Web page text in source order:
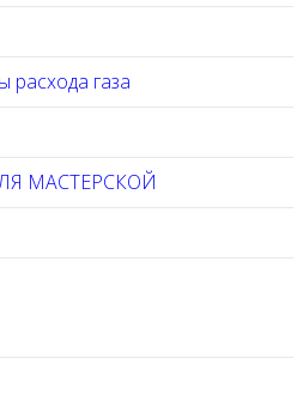
расхода газа
МАСТЕРСКОЙ